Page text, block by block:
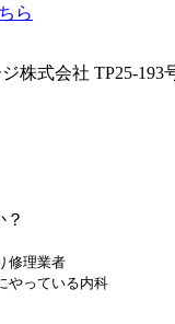
ら
株式会社 TP25-193
修理業者
やっている内科